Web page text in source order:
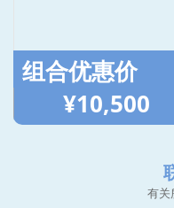
组合优惠价
¥10,500
有关